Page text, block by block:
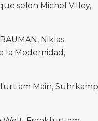
selon Michel Villey,
Niklas
la Modernidad,
am Main, Suhrkamp